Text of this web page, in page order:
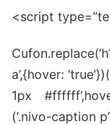
<script
a’,{hover:
1px
(‘.nivo-caption